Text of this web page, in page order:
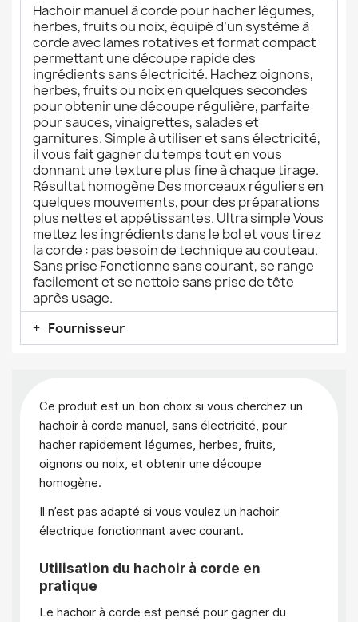
Hachoir manuel à corde pour hacher légumes,
herbes, fruits ou noix, équipé d’un système à
corde avec lames rotatives et format compact
permettant une découpe rapide des
ingrédients sans électricité. Hachez oignons,
herbes, fruits ou noix en quelques secondes
pour obtenir une découpe régulière, parfaite
pour sauces, vinaigrettes, salades et
garnitures. Simple à utiliser et sans électricité,
il vous fait gagner du temps tout en vous
donnant une texture plus fine à chaque tirage.
Résultat homogène Des morceaux réguliers en
quelques mouvements, pour des préparations
plus nettes et appétissantes. Ultra simple Vous
mettez les ingrédients dans le bol et vous tirez
la corde : pas besoin de technique au couteau.
Sans prise Fonctionne sans courant, se range
facilement et se nettoie sans prise de tête
après usage.
Fournisseur
Ce produit est un bon choix si vous cherchez un
hachoir à corde manuel, sans électricité, pour
hacher rapidement légumes, herbes, fruits,
oignons ou noix, et obtenir une découpe
homogène.
Il n’est pas adapté si vous voulez un hachoir
électrique fonctionnant avec courant.
Utilisation du hachoir à corde en
pratique
Le hachoir à corde est pensé pour gagner du